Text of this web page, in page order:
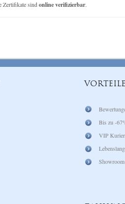
Zertifikate sindonline verifizierbar.
VORTEILE
Bis zu -
VIP Kurier
Showroom